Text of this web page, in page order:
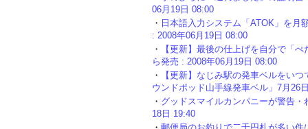
06月19日 08:00
・ 日本語入力システム「ATOK」を月
: 2008年06月19日 08:00
・
【更新】最後の仕上げを自分で「
ら発売 : 2008年06月19日 08:00
・
【更新】なじみ駅の発車ベルをい
ウンドポッド山手線発車ベル」7月26
・ グッドスマイルカンパニーが警告
18日 19:40